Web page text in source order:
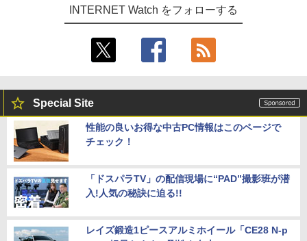
INTERNET Watch をフォローする
Special Site
性能の良いお得な中古PC情報はこのページで
チェック！
「ドスパラTV」の配信現場に“PAD”撮影班が潜
入!人気の秘訣に迫る!!
レイズ鍛造1ピースアルミホイール「CE28 N-p